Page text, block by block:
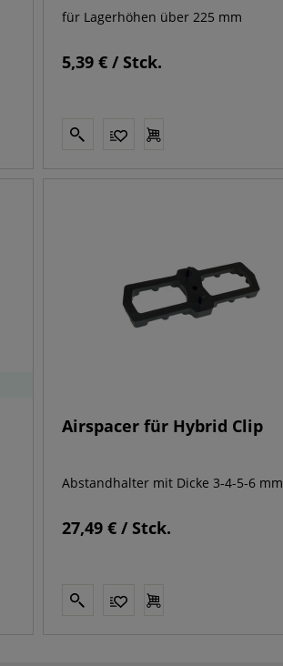
für Lagerhöhen über 225 mm
5,39 € / Stck.
Airspacer für Hybrid Clip
Abstandhalter mit Dicke 3-4-5-6 mm
27,49 € / Stck.